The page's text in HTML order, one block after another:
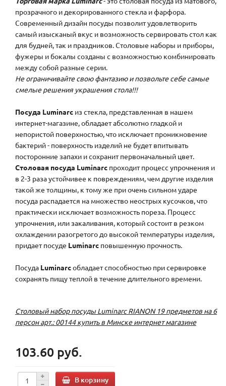
прозрачного и декорированного стекла и фарфора.
Современный дизайн посуды позволит удовлетворить
самый изысканый вкус и возможность сервировать стол как
для будней, так и праздников. Столовые наборы и приборы,
фужеры и бокалы созданы с возможностью комбинировать
между собой разные серии.
Не ограничивайте свою фантазию и позвольте себе самые
смелые решения украшения стола!!!
Посуда Luminarc из стекла, представленная в нашем
интернет-магазине, обладает абсолютно гладкой и
непористой поверхностью, что исключает проникновение
бактерий - поверхность изделий не будет впитывать
посторонние запахи и сохранит первоначальный цвет.
Столовая посуда Luminarc проходит процесс упрочнения и
в 2-3 раза устойчивее к повреждениям, чем другие изделия
такой же толщины, к тому же при очень сильном ударе
посуда распадается на множество неострых кусочков, что
практически исключает возможность пореза. Процесс
упрочнения, или закаливания, который состоит в резком
охлаждении разогретого до высокой температуры изделия,
придает посуде Luminarc повышенную прочность.
Посуда Luminarcобладает способностью при сервировке
сохранять пищу теплой в течение длительного времени.
Столовый набор посуды Luminarc RIANON 19 предметов на 6
персон арт.: 00144 купить в Минске интернет магазине
103.60 руб.
В корзину